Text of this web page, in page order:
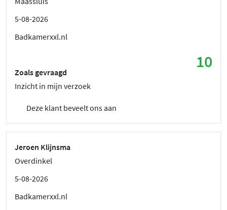
5-08-2026
Badkamerxxl.nl
10
Zoals gevraagd
Inzicht in mijn verzoek
Deze klant beveelt ons aan
Jeroen Klijnsma
Overdinkel
5-08-2026
Badkamerxxl.nl